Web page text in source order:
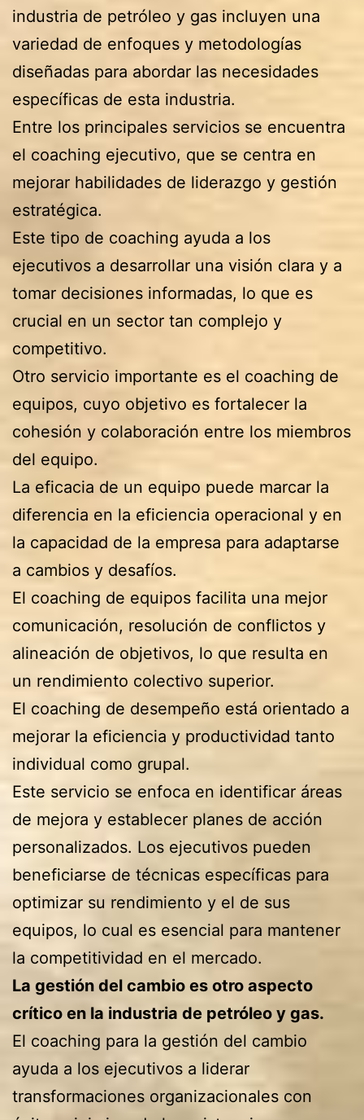
industria de petróleo y gas incluyen una
variedad de enfoques y metodologías
diseñadas para abordar las necesidades
específicas de esta industria.
Entre los principales servicios se encuentra
el coaching ejecutivo, que se centra en
mejorar habilidades de liderazgo y gestión
estratégica.
Este tipo de coaching ayuda a los
ejecutivos a desarrollar una visión clara y a
tomar decisiones informadas, lo que es
crucial en un sector tan complejo y
competitivo.
Otro servicio importante es el coaching de
equipos, cuyo objetivo es fortalecer la
cohesión y colaboración entre los miembros
del equipo.
La eficacia de un equipo puede marcar la
diferencia en la eficiencia operacional y en
la capacidad de la empresa para adaptarse
a cambios y desafíos.
El coaching de equipos facilita una mejor
comunicación, resolución de conflictos y
alineación de objetivos, lo que resulta en
un rendimiento colectivo superior.
El coaching de desempeño está orientado a
mejorar la eficiencia y productividad tanto
individual como grupal.
Este servicio se enfoca en identificar áreas
de mejora y establecer planes de acción
personalizados. Los ejecutivos pueden
beneficiarse de técnicas específicas para
optimizar su rendimiento y el de sus
equipos, lo cual es esencial para mantener
la competitividad en el mercado.
La gestión del cambio es otro aspecto
crítico en la industria de petróleo y gas.
El coaching para la gestión del cambio
ayuda a los ejecutivos a liderar
transformaciones organizacionales con